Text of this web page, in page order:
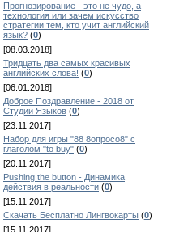
Прогнозирование - это не чудо, а
технология или зачем искусство
стратегии тем, кто учит английский
язык? (0)
[08.03.2018]
Тридцать два самых красивых
английских слова! (0)
[06.01.2018]
Доброе Поздравление - 2018 от
Студии Языков (0)
[23.11.2017]
Набор для игры "88 8опросо8" с
глаголом "to buy" (0)
[20.11.2017]
Pushing the button - Динамика
действия в реальности (0)
[15.11.2017]
Скачать Бесплатно Лингвокарты (0)
[15.11.2017]